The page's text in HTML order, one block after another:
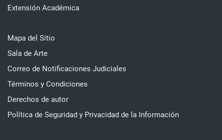
Extensión Académica
Mapa del Sitio
Sala de Arte
Correo de Notificaciones Judiciales
Términos y Condiciones
Derechos de autor
Política de Seguridad y Privacidad de la Información